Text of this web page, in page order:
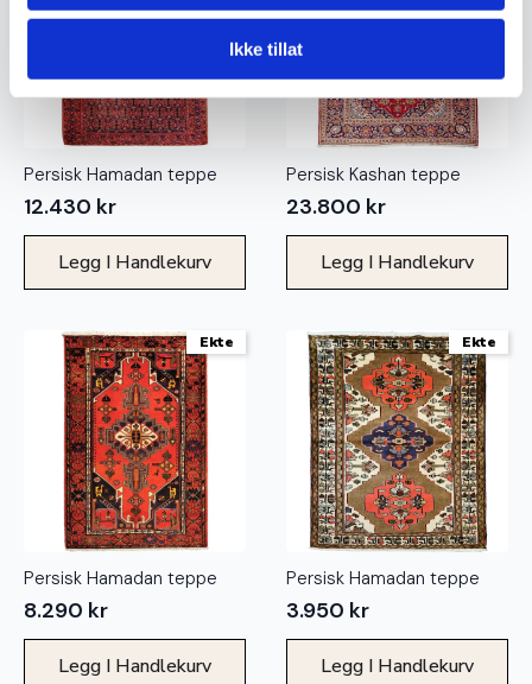
Ikke tillat
Persisk Hamadan teppe
12.430 kr
Legg I Handlekurv
Persisk Kashan teppe
23.800 kr
Legg I Handlekurv
Ekte
Persisk Hamadan teppe
8.290 kr
Legg I Handlekurv
Ekte
Persisk Hamadan teppe
3.950 kr
Legg I Handlekurv